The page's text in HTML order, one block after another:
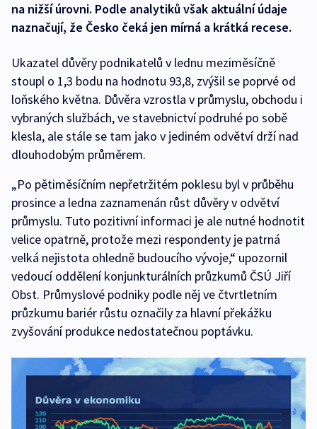
na nižší úrovni. Podle analytiků však aktuální údaje
naznačují, že Česko čeká jen mírná a krátká recese.
Ukazatel důvěry podnikatelů v lednu meziměsíčně
stoupl o 1,3 bodu na hodnotu 93,8, zvýšil se poprvé od
loňského května. Důvěra vzrostla v průmyslu, obchodu i
vybraných službách, ve stavebnictví podruhé po sobě
klesla, ale stále se tam jako v jediném odvětví drží nad
dlouhodobým průměrem.
„Po pětiměsíčním nepřetržitém poklesu byl v průběhu
prosince a ledna zaznamenán růst důvěry v odvětví
průmyslu. Tuto pozitivní informaci je ale nutné hodnotit
velice opatrně, protože mezi respondenty je patrná
velká nejistota ohledně budoucího vývoje,“ upozornil
vedoucí oddělení konjunkturálních průzkumů ČSÚ Jiří
Obst. Průmyslové podniky podle něj ve čtvrtletním
průzkumu bariér růstu označily za hlavní překážku
zvyšování produkce nedostatečnou poptávku.